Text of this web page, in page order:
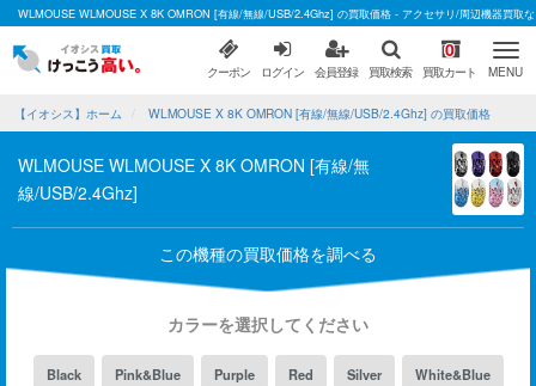
WLMOUSE WLMOUSE X 8K OMRON [有線/無線/USB/2.4Ghz] の買取価格 - アクセサリ/周辺機器買取
クーポン ログイン 会員登録 買取検索
0
買取カート MENU
【イオシス】ホーム WLMOUSE X 8K OMRON [有線/無線/USB/2.4Ghz] の買取価格
WLMOUSE WLMOUSE X 8K OMRON [有線/無
線/USB/2.4Ghz]
この機種の買取価格を調べる
カラーを選択してください
Black Pink&Blue Purple Red Silver White&Blue